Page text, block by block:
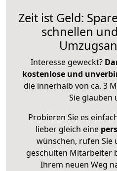
Zeit ist Geld:
schnellen
Interesse geweckt?
kostenlose und
die innerhalb von ca. 3
Sie glauben
Probieren Sie es
lieber gleich eine
wünschen, rufen Sie
geschulten Mitarbeiter
Ihrem neuen Weg